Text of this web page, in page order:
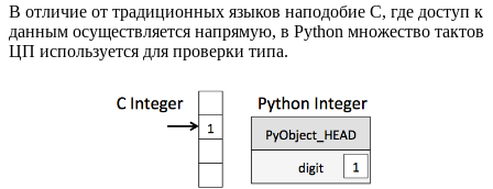
В отличие от традиционных языков наподобие C, где доступ к
данным осуществляется напрямую, в Python множество тактов
ЦП используется для проверки типа.